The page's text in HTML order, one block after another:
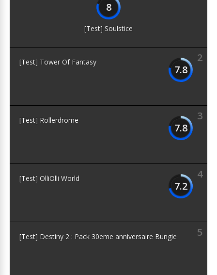
8
[Test] Soulstice
2
7.8
[Test] Tower Of Fantasy
3
7.8
[Test] Rollerdrome
4
7.2
[Test] OlliOlli World
5
[Test] Destiny 2 : Pack 30eme anniversaire Bungie